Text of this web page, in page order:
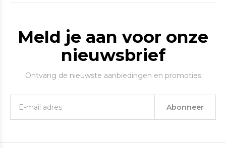
Meld je aan voor onze
nieuwsbrief
Ontvang de nieuwste aanbiedingen en promoties
Abonneer